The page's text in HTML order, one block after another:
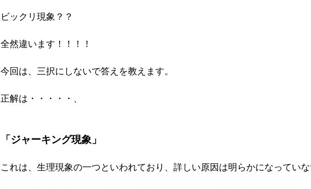
ビックリ現象？？
全然違います！！！！
今回は、三択にしないで答えを教えます。
正解は・・・・・、
「ジャーキング現象」
これは、生理現象の一つといわれており、詳しい原因は明らかになってい